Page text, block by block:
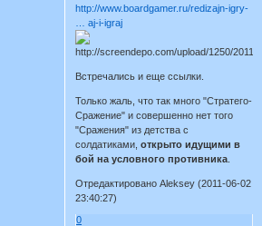
http://www.boardgamer.ru/redizajn-igry-
… aj-i-igraj
Встречались и еще ссылки.
Только жаль, что так много "Стратего-
Сражение" и совершенно нет того
"Сражения" из детства с
солдатиками,открыто идущими в
бой на условного противника
Отредактировано Aleksey (2011-06-02
23:40:27)
0